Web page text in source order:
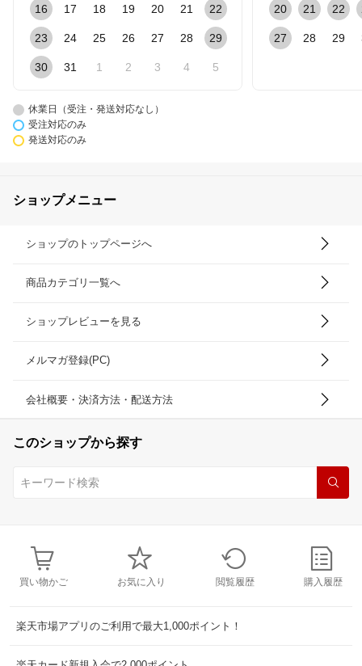
16 17 18 19 20 21 22
23 24 25 26 27 28 29
30 31 1 2 3 4 5
20 21 22
27 28 29
休業日（受注・発送対応なし）
受注対応のみ
発送対応のみ
ショップメニュー
ショップのトップページへ
商品カテゴリ一覧へ
ショップレビューを見る
メルマガ登録(PC)
会社概要・決済方法・配送方法
このショップから探す
買い物かご お気に入り 閲覧履歴 購入履歴
楽天市場アプリのご利用で最大1,000ポイント！